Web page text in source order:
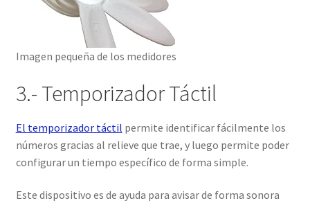
Imagen pequeña de los medidores
3.- Temporizador Táctil
El temporizador táctil permite identificar fácilmente los
números gracias al relieve que trae, y luego permite poder
configurar un tiempo específico de forma simple.
Este dispositivo es de ayuda para avisar de forma sonora